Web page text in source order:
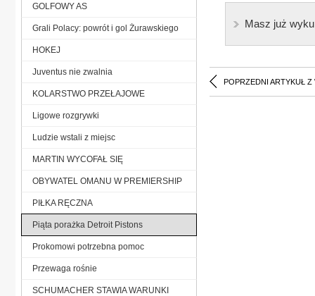
Masz już
POPRZEDNI ARTYKUŁ Z
GOLFOWY AS
Grali Polacy: powrót i gol Żurawskiego
HOKEJ
Juventus nie zwalnia
KOLARSTWO PRZEŁAJOWE
Ligowe rozgrywki
Ludzie wstali z miejsc
MARTIN WYCOFAŁ SIĘ
OBYWATEL OMANU W PREMIERSHIP
PIŁKA RĘCZNA
Piąta porażka Detroit Pistons
Prokomowi potrzebna pomoc
Przewaga rośnie
SCHUMACHER STAWIA WARUNKI